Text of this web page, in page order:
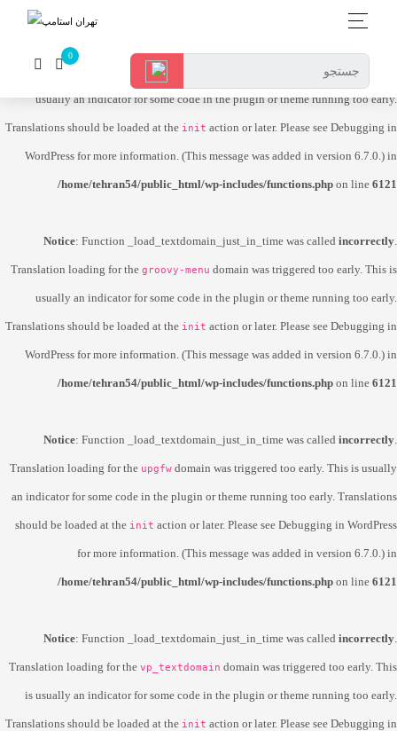
Translation loading for the dokan-lite domain was triggered too early. This is
usually an indicator for some code in the plugin or theme running too early.
Translations should be loaded at the init action or later. Please see Debugging in
WordPress for more information. (This message was added in version 6.7.0.) in
/home/tehran54/public_html/wp-includes/functions.php on line 6121
Notice: Function _load_textdomain_just_in_time was called incorrectly.
Translation loading for the groovy-menu domain was triggered too early. This is
usually an indicator for some code in the plugin or theme running too early.
Translations should be loaded at the init action or later. Please see Debugging in
WordPress for more information. (This message was added in version 6.7.0.) in
/home/tehran54/public_html/wp-includes/functions.php on line 6121
Notice: Function _load_textdomain_just_in_time was called incorrectly.
Translation loading for the upgfw domain was triggered too early. This is usually
an indicator for some code in the plugin or theme running too early. Translations
should be loaded at the init action or later. Please see Debugging in WordPress
for more information. (This message was added in version 6.7.0.) in
/home/tehran54/public_html/wp-includes/functions.php on line 6121
Notice: Function _load_textdomain_just_in_time was called incorrectly.
Translation loading for the vp_textdomain domain was triggered too early. This
is usually an indicator for some code in the plugin or theme running too early.
Translations should be loaded at the init action or later. Please see Debugging in